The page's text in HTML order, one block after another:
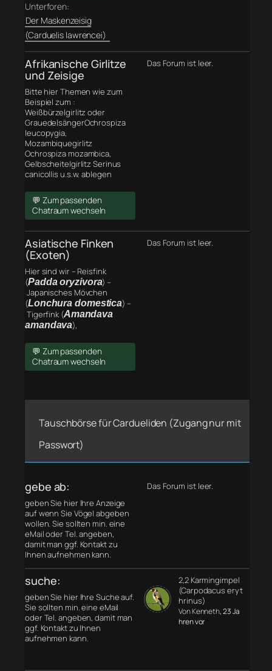
Unterforen:
Der Maskenzeisig
(Carduelis lawrencei)
Afrikanische Girlitze
und Zeisige
Bitte hier Themen wie zum
Beispiel zum :
Weißbürzelgirlitz oder
GrauedelsängerOchrospiza
leucopygia,
Mozambiquegirlitz
Ochrospiza mozambica,
Gelbscheitelgirlitz Serinus
canicollis u.s.w. ablegen
💬 Zum passenden
Chatraum wechseln
Das Forum ist leer.
Asiatische Finken
(Exoten)
Hier sind wir – Reisfink
(Padda oryzivora) –
Japanisches Mövchen
(Lonchura domestica) –
Tigerfink (Amandava
amandava),
💬 Zum passenden
Chatraum wechseln
Das Forum ist leer.
Tauschbörse für Cardueliden (Zugang nur mit
Passwort)
gebe ab:
geben Sie hier Ihre Anzeige
auf wenn Sie Vögel abgeben
wollen. Sie sollten min. eine
eMail oder Tel. angeben,
damit man ggf. Kontakt zu
Ihnen aufnehmen kann.
Das Forum ist leer.
suche:
geben Sie hier Ihre Suche auf.
Sie sollten min. eine eMail
oder Tel. angeben, damit man
ggf. Kontakt zu Ihnen
aufnehmen kann.
2,2 Karmingimpel
(Carpodacus eryt
hrinus)
Von Kenneth, 23 Ja
hren vor